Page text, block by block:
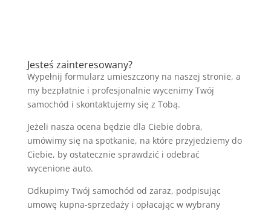
Jesteś zainteresowany?
Wypełnij formularz umieszczony na naszej stronie, a
my bezpłatnie i profesjonalnie wycenimy Twój
samochód i skontaktujemy się z Tobą.
Jeżeli nasza ocena będzie dla Ciebie dobra,
umówimy się na spotkanie, na które przyjedziemy do
Ciebie, by ostatecznie sprawdzić i odebrać
wycenione auto.
Odkupimy Twój samochód od zaraz, podpisując
umowę kupna-sprzedaży i opłacając w wybrany